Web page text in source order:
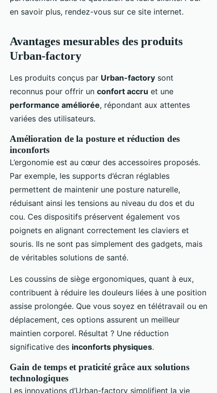
en savoir plus, rendez-vous sur ce site internet.
Avantages mesurables des produits
Urban-factory
Les produits conçus par Urban-factory sont
reconnus pour offrir un confort accru et une
performance améliorée, répondant aux attentes
variées des utilisateurs.
Amélioration de la posture et réduction des
inconforts
L’ergonomie est au cœur des accessoires proposés.
Par exemple, les supports d’écran réglables
permettent de maintenir une posture naturelle,
réduisant ainsi les tensions au niveau du dos et du
cou. Ces dispositifs préservent également vos
poignets en alignant correctement les claviers et
souris. Ils ne sont pas simplement des gadgets, mais
de véritables solutions de santé.
Les coussins de siège ergonomiques, quant à eux,
contribuent à réduire les douleurs liées à une position
assise prolongée. Que vous soyez en télétravail ou en
déplacement, ces options assurent un meilleur
maintien corporel. Résultat ? Une réduction
significative des inconforts physiques.
Gain de temps et praticité grâce aux solutions
technologiques
Les innovations d’Urban-factory simplifient la vie